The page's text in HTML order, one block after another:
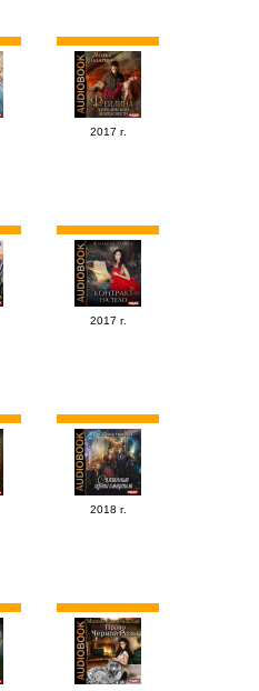
2017 г.
2017 г.
2018 г.